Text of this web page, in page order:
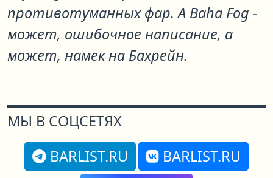
противотуманных фар. А Baha Fog -
может, ошибочное написание, а
может, намек на Бахрейн.
МЫ В СОЦСЕТЯХ
BARLIST.RU
BARLIST.RU